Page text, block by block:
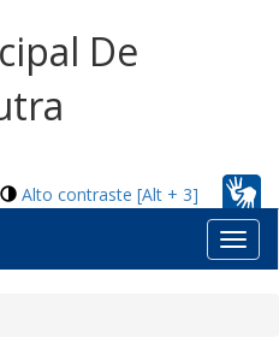
De
Alto contraste [Alt + 3]